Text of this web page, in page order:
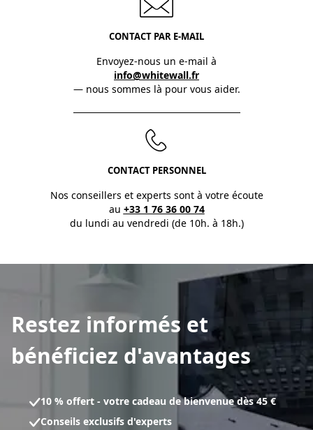
CONTACT PAR E-MAIL
Envoyez-nous un e-mail à
info@whitewall.fr
— nous sommes là pour vous aider.
CONTACT PERSONNEL
Nos conseillers et experts sont à votre écoute
au +33 1 76 36 00 74
du lundi au vendredi (de 10h. à 18h.)
Restez informés et
bénéficiez d'avantages
10 % offert - votre cadeau de bienvenue dès 45 €
Conseils exclusifs d'experts